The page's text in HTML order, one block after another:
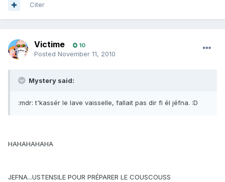
Citer
Victime 10
Posted November 11, 2010
Mystery said:
:mdr: t'kassér le lave vaisselle, fallait pas dir fi él jéfna. :D
HAHAHAHAHA
JEFNA...USTENSILE POUR PRÉPARER LE COUSCOUSS